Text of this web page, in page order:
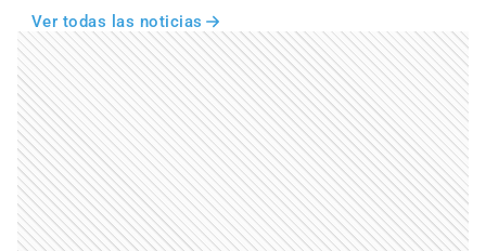
Ver todas las noticias